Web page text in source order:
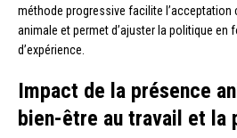
méthode progressive facilite l’acceptation
animale et permet d’ajuster la politique en
d’expérience.
Impact de la présence
bien-être au travail et la